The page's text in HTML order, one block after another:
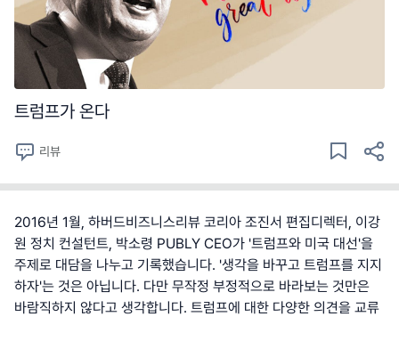
트럼프가 온다
리뷰
2016년 1월, 하버드비즈니스리뷰 코리아 조진서 편집디렉터, 이강
원 정치 컨설턴트, 박소령 PUBLY CEO가 '트럼프와 미국 대선'을
주제로 대담을 나누고 기록했습니다. '생각을 바꾸고 트럼프를 지지
하자'는 것은 아닙니다. 다만 무작정 부정적으로 바라보는 것만은
바람직하지 않다고 생각합니다. 트럼프에 대한 다양한 의견을 교류